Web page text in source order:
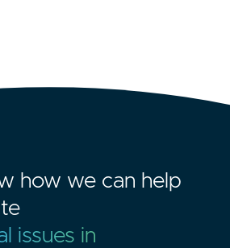
how we can help
issues in